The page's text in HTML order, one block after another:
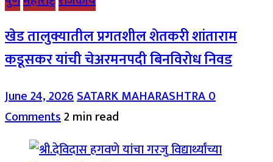
खेड तालुक्यातील प्रगतशील शेतकरी शांताराम
कडूसकर यांची चेअरमनपदी बिनविरोध निवड
June 24, 2026SATARK MAHARASHTRA0
Comments2 min read